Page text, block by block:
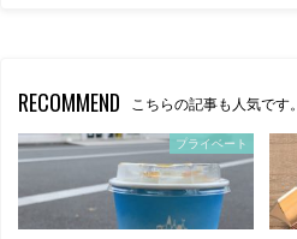
RECOMMEND こちらの記事も人気です。
プライベート